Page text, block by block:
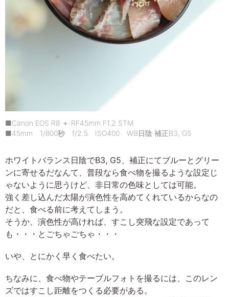
■Canon EOS R8 ＋ RF45mm F1.2 STM
■45mm 1/800秒 f/2.5 ISO400 WB日陰 補正B3, G5
ホワイトバランス日陰でB3, G5、補正にてブルーとグリー
ンに寄せるだなんて、普段なら食べ物を撮るような設定じ
ゃないように思うけど、非日常の色味としては可能。
強く差し込んだ太陽が演色性を高めてくれているからなの
だと、食べる前に考えてしまう。
そうか、演色性が高ければ、すこし突飛な設定であって
も・・・とごちゃごちゃ・・・
いや、とにかく早く食べたい。
ちなみに、食べ物やテーブルフォトを撮るには、このレン
ズではすこし距離をつくる必要がある。